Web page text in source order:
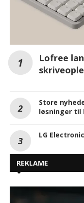
Lofree
Store
løsninger til
LG
REKLAME